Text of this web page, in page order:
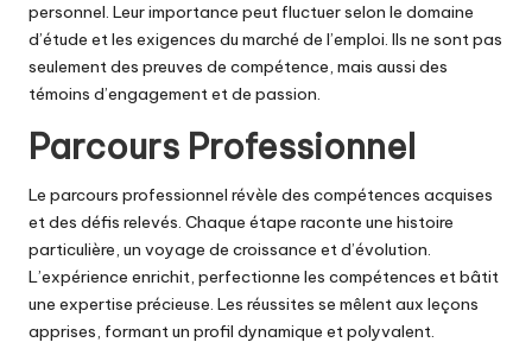
personnel. Leur importance peut fluctuer selon le domaine
d’étude et les exigences du marché de l’emploi. Ils ne sont pas
seulement des preuves de compétence, mais aussi des
témoins d’engagement et de passion.
Parcours Professionnel
Le parcours professionnel révèle des compétences acquises
et des défis relevés. Chaque étape raconte une histoire
particulière, un voyage de croissance et d’évolution.
L’expérience enrichit, perfectionne les compétences et bâtit
une expertise précieuse. Les réussites se mêlent aux leçons
apprises, formant un profil dynamique et polyvalent.